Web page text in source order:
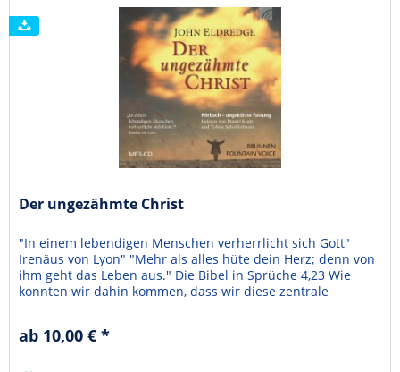
Der ungezähmte Christ
"In einem lebendigen Menschen verherrlicht sich Gott"
Irenäus von Lyon" "Mehr als alles hüte dein Herz; denn von
ihm geht das Leben aus." Die Bibel in Sprüche 4,23 Wie
konnten wir dahin kommen, dass wir diese zentrale
eine Einladung: Ein Aufruf zum Aufbruch aus...
ab 10,00 € *